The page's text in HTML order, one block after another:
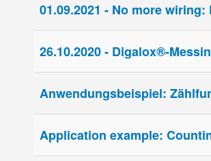
01.09.2021 - No more
26.10.2020 - Digalox®-
Anwendungsbeispiel:
Application example: